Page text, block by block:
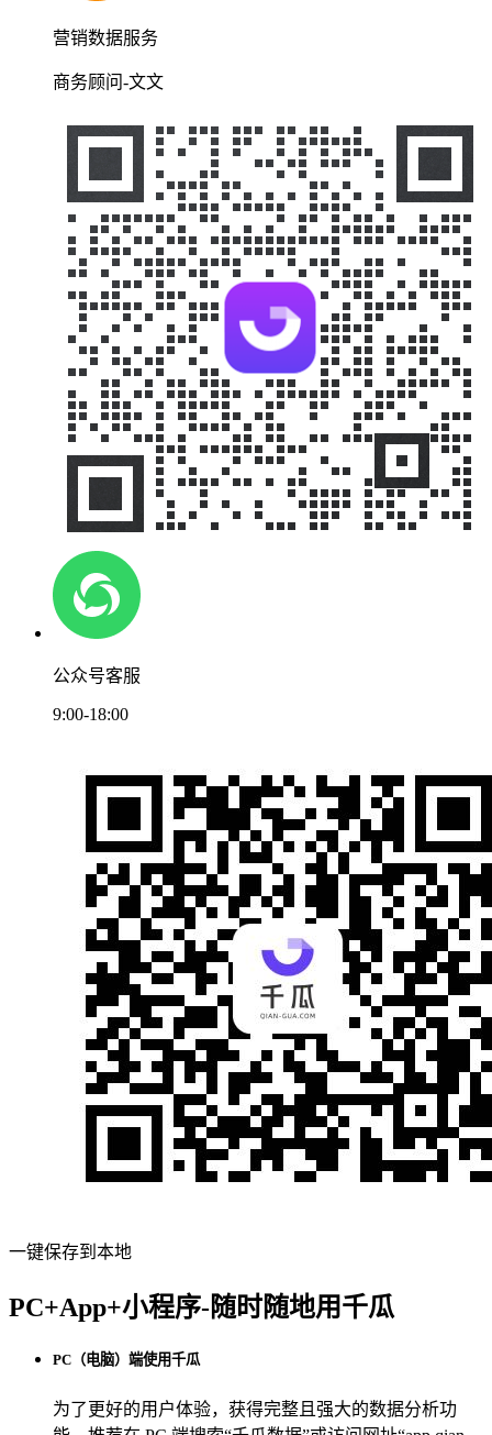
营销数据服务
商务顾问-文文
公众号客服
9:00-18:00
一键保存到本地
PC+App+小程序-随时随地用千瓜
PC（电脑）端使用千瓜
为了更好的用户体验，获得完整且强大的数据分析功